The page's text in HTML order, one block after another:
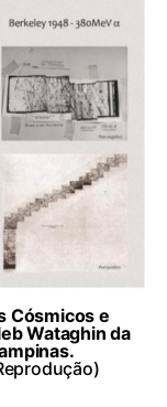
Cósmicos e
Wataghin da